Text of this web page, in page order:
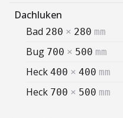
Dachluken
Bad 280 × 280 mm
Bug 700 × 500 mm
Heck 400 × 400 mm
Heck 700 × 500 mm